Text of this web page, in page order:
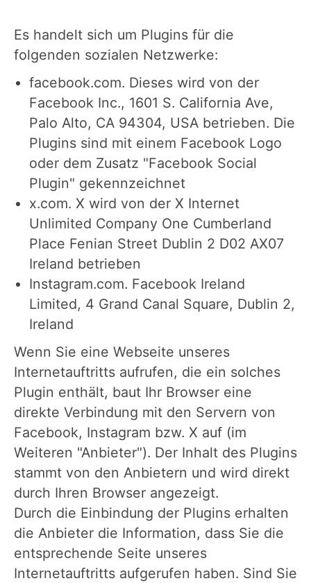
Es handelt sich um Plugins für die
folgenden sozialen Netzwerke:
facebook.com. Dieses wird von der
Facebook Inc., 1601 S. California Ave,
Palo Alto, CA 94304, USA betrieben. Die
Plugins sind mit einem Facebook Logo
oder dem Zusatz "Facebook Social
Plugin" gekennzeichnet
x.com. X wird von der X Internet
Unlimited Company One Cumberland
Place Fenian Street Dublin 2 D02 AX07
Ireland betrieben
Instagram.com. Facebook Ireland
Limited, 4 Grand Canal Square, Dublin 2,
Ireland
Wenn Sie eine Webseite unseres
Internetauftritts aufrufen, die ein solches
Plugin enthält, baut Ihr Browser eine
direkte Verbindung mit den Servern von
Facebook, Instagram bzw. X auf (im
Weiteren "Anbieter"). Der Inhalt des Plugins
stammt von den Anbietern und wird direkt
durch Ihren Browser angezeigt.
Durch die Einbindung der Plugins erhalten
die Anbieter die Information, dass Sie die
entsprechende Seite unseres
Internetauftritts aufgerufen haben. Sind Sie